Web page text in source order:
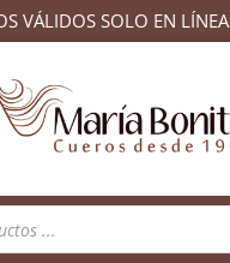
VÁLIDOS SOLO EN LÍNEA